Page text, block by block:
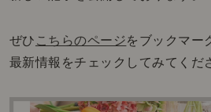
ぜひ こちらのページをブックマー
最新情報をチェックしてみてくだ